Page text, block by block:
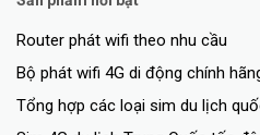
Router phát wifi theo nhu cầu
Bộ phát wifi 4G di động chính
Tổng hợp các loại sim du lịch